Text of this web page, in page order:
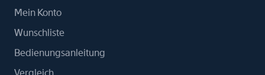
Mein Konto
Wunschliste
Bedienungsanleitung